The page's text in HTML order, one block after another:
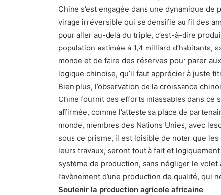
Chine s’est engagée dans une dynamique
virage irréversible qui se densifie au fil des
pour aller au-delà du triple, c’est-à-dire
population estimée à 1,4 milliard d’habitants,
monde et de faire des réserves pour parer
logique chinoise, qu’il faut apprécier à juste
Bien plus, l’observation de la croissance
Chine fournit des efforts inlassables dans ce
affirmée, comme l’atteste sa place de
monde, membres des Nations Unies, avec
sous ce prisme, il est loisible de noter que
leurs travaux, seront tout à fait et
système de production, sans négliger le
l’avènement d’une production de qualité, qui
Soutenir la production agricole africaine